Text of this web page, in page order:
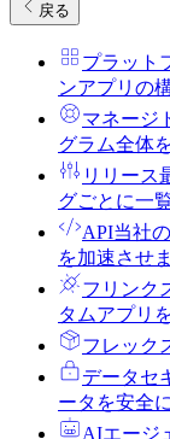
戻る
プラット
ンアプリの
マネージ
グラム全体
リリース
グごとに一
API当社
を加速させ
フリンク
タムアプリ
フレック
データセ
ータを安全
AIエージ